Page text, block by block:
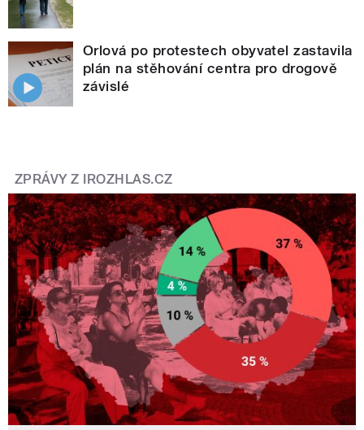
Orlová po protestech obyvatel zastavila
plán na stěhování centra pro drogově
závislé
ZPRÁVY Z IROZHLAS.CZ